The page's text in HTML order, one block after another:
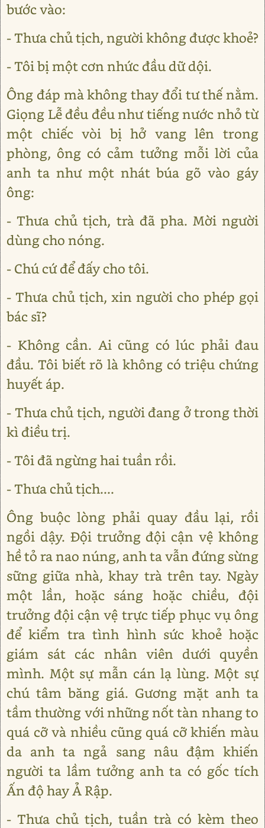
bước vào:
- Thưa chủ tịch, người không được khoẻ?
- Tôi bị một cơn nhức đầu dữ dội.
Ông đáp mà không thay đổi tư thế nằm.
Giọng Lễ đều đều như tiếng nước nhỏ từ
một chiếc vòi bị hở vang lên trong
phòng, ông có cảm tưởng mỗi lời của
anh ta như một nhát búa gõ vào gáy
ông:
- Thưa chủ tịch, trà đã pha. Mời người
dùng cho nóng.
- Chú cứ để đấy cho tôi.
- Thưa chủ tịch, xin người cho phép gọi
bác sĩ?
- Không cần. Ai cũng có lúc phải đau
đầu. Tôi biết rõ là không có triệu chứng
huyết áp.
- Thưa chủ tịch, người đang ở trong thời
kì điều trị.
- Tôi đã ngừng hai tuần rồi.
- Thưa chủ tịch....
Ông buộc lòng phải quay đầu lại, rồi
ngồi dậy. Đội trưởng đội cận vệ không
hề tỏ ra nao núng, anh ta vẫn đứng sừng
sững giữa nhà, khay trà trên tay. Ngày
một lần, hoặc sáng hoặc chiều, đội
trưởng đội cận vệ trực tiếp phục vụ ông
để kiểm tra tình hình sức khoẻ hoặc
giám sát các nhân viên dưới quyền
mình. Một sự mẫn cán lạ lùng. Một sự
chú tâm băng giá. Gương mặt anh ta
tầm thường với những nốt tàn nhang to
quá cỡ và nhiều cũng quá cỡ khiến màu
da anh ta ngả sang nâu đậm khiến
người ta lầm tưởng anh ta có gốc tích
Ấn độ hay Ả Rập.
- Thưa chủ tịch, tuần trà có kèm theo